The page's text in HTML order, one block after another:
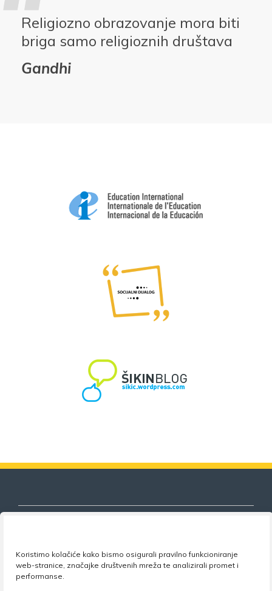
Koristimo kolačiće kako bismo osigurali pravilno funkcioniranje
web-stranice, značajke društvenih mreža te analizirali promet i
performanse.
Religiozno obrazovanje mora biti
briga samo religioznih društava
Gandhi
Nezavisni sindikat znanosti i visokog
obrazovanja